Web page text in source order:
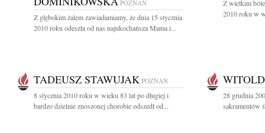
POZNAŃ
Z głębokim żalem zawiadamiamy, że dnia 15 stycznia
2010 roku odeszła od nas najukochańsza Mama i...
Z wielkim
2010 roku w
TADEUSZ STAWUJAK POZNAŃ
8 stycznia 2010 roku w wieku 83 lat po długiej i
bardzo dzielnie znoszonej chorobie odszedł od...
28 grudnia
sakramentów